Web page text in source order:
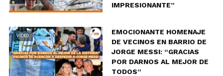
IMPRESIONANTE”
VIDEO
EMOCIONANTE HOMENAJE
DE VECINOS EN BARRIO DE
JORGE MESSI: “GRACIAS
POR DARNOS AL MEJOR DE
TODOS”